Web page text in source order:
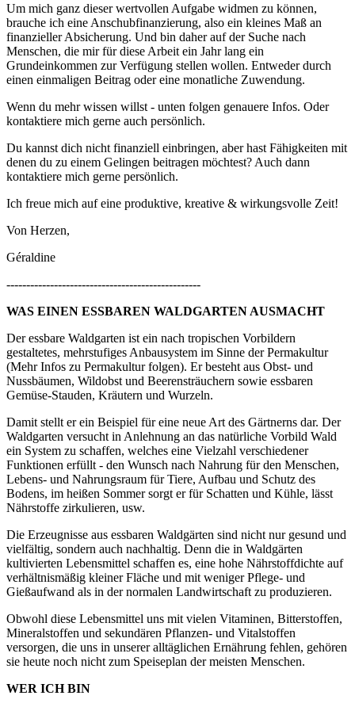
Um mich ganz dieser wertvollen Aufgabe widmen zu können,
brauche ich eine Anschubfinanzierung, also ein kleines Maß an
finanzieller Absicherung. Und bin daher auf der Suche nach
Menschen, die mir für diese Arbeit ein Jahr lang ein
Grundeinkommen zur Verfügung stellen wollen. Entweder durch
einen einmaligen Beitrag oder eine monatliche Zuwendung.
Wenn du mehr wissen willst - unten folgen genauere Infos. Oder
kontaktiere mich gerne auch persönlich.
Du kannst dich nicht finanziell einbringen, aber hast Fähigkeiten mit
denen du zu einem Gelingen beitragen möchtest? Auch dann
kontaktiere mich gerne persönlich.
Ich freue mich auf eine produktive, kreative & wirkungsvolle Zeit!
Von Herzen,
Géraldine
-------------------------------------------------
WAS EINEN ESSBAREN WALDGARTEN AUSMACHT
Der essbare Waldgarten ist ein nach tropischen Vorbildern
gestaltetes, mehrstufiges Anbausystem im Sinne der Permakultur
(Mehr Infos zu Permakultur folgen). Er besteht aus Obst- und
Nussbäumen, Wildobst und Beerensträuchern sowie essbaren
Gemüse-Stauden, Kräutern und Wurzeln.
Damit stellt er ein Beispiel für eine neue Art des Gärtnerns dar. Der
Waldgarten versucht in Anlehnung an das natürliche Vorbild Wald
ein System zu schaffen, welches eine Vielzahl verschiedener
Funktionen erfüllt - den Wunsch nach Nahrung für den Menschen,
Lebens- und Nahrungsraum für Tiere, Aufbau und Schutz des
Bodens, im heißen Sommer sorgt er für Schatten und Kühle, lässt
Nährstoffe zirkulieren, usw.
Die Erzeugnisse aus essbaren Waldgärten sind nicht nur gesund und
vielfältig, sondern auch nachhaltig. Denn die in Waldgärten
kultivierten Lebensmittel schaffen es, eine hohe Nährstoffdichte auf
verhältnismäßig kleiner Fläche und mit weniger Pflege- und
Gießaufwand als in der normalen Landwirtschaft zu produzieren.
Obwohl diese Lebensmittel uns mit vielen Vitaminen, Bitterstoffen,
Mineralstoffen und sekundären Pflanzen- und Vitalstoffen
versorgen, die uns in unserer alltäglichen Ernährung fehlen, gehören
sie heute noch nicht zum Speiseplan der meisten Menschen.
WER ICH BIN